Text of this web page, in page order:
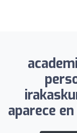
aparece